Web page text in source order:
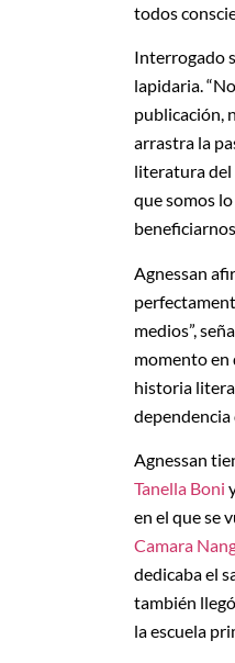
todos
Interrogado
lapidaria.
publicación,
arrastra la
literatura del
que somos
Agnessan
medios”,
momento en
historia
dependencia
Agnessan
Tanella Boni
en el que se
Camara
dedicaba el
también
la escuela